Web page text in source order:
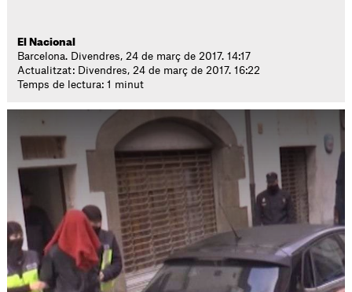
El Nacional
Barcelona. Divendres, 24 de març de 2017. 14:17
Actualitzat: Divendres, 24 de març de 2017. 16:22
Temps de lectura: 1 minut